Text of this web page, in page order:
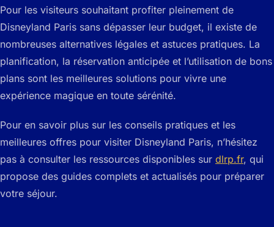
Pour les visiteurs souhaitant profiter pleinement de
Disneyland Paris sans dépasser leur budget, il existe de
nombreuses alternatives légales et astuces pratiques. La
planification, la réservation anticipée et l’utilisation de bons
plans sont les meilleures solutions pour vivre une
expérience magique en toute sérénité.
Pour en savoir plus sur les conseils pratiques et les
meilleures offres pour visiter Disneyland Paris, n’hésitez
pas à consulter les ressources disponibles sur dlrp.fr, qui
propose des guides complets et actualisés pour préparer
votre séjour.